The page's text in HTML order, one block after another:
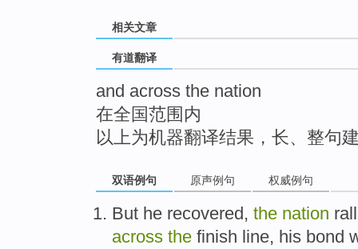
相关文章
有道翻译
and across the nation
在全国范围内
以上为机器翻译结果，长、整句
双语例句 原声例句 权威例句
But he recovered, the nation
across the finish line, his bond